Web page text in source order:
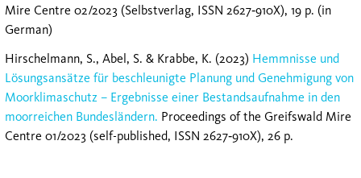
Mire Centre 02/2023 (Selbstverlag, ISSN 2627‐910X), 19 p. (in
German)
Hirschelmann, S., Abel, S. & Krabbe, K. (2023) Hemmnisse und
Lösungsansätze für beschleunigte Planung und Genehmigung von
Moorklimaschutz – Ergebnisse einer Bestandsaufnahme in den
moorreichen Bundesländern. Proceedings of the Greifswald Mire
Centre 01/2023 (self-published, ISSN 2627‐910X), 26 p.